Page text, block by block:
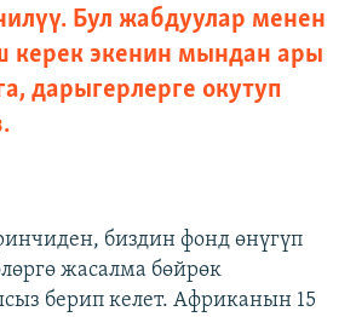
Бул жабдуулар менен
керек экенин мындан ары
дарыгерлерге окутуп
биздин фонд өнүгүп
жасалма бөйрөк
берип келет. Африканын 15